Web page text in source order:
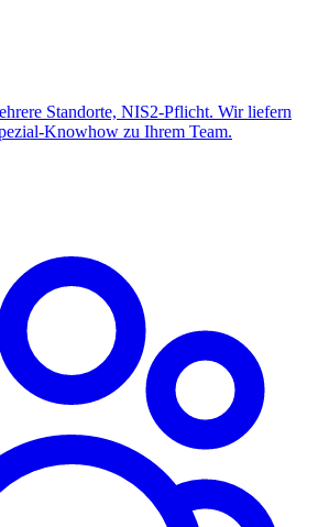
Standorte, NIS2-Pflicht. Wir liefern
Knowhow zu Ihrem Team.